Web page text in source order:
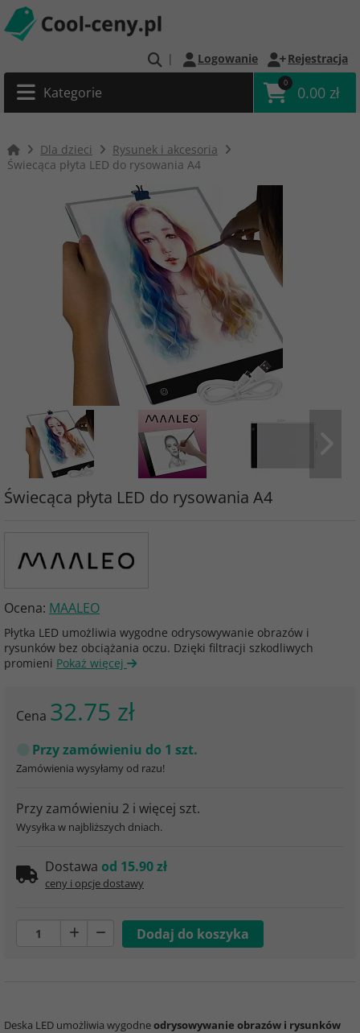
| Logowanie Rejestracja
Kategorie
0
0.00 zł
Dla dzieci
Rysunek i akcesoria
Świecąca płyta LED do rysowania A4
Świecąca płyta LED do rysowania A4
Ocena: MAALEO
Płytka LED umożliwia wygodne odrysowywanie obrazów i
rysunków bez obciążania oczu. Dzięki filtracji szkodliwych
promieni Pokaż więcej
Cena 32.75 zł
Przy zamówieniu do 1 szt.
Zamówienia wysyłamy od razu!
Przy zamówieniu 2 i więcej szt.
Wysyłka w najbliższych dniach.
Dostawa od 15.90 zł
ceny i opcje dostawy
Deska LED umożliwia wygodneodrysowywanie obrazów i rysunków